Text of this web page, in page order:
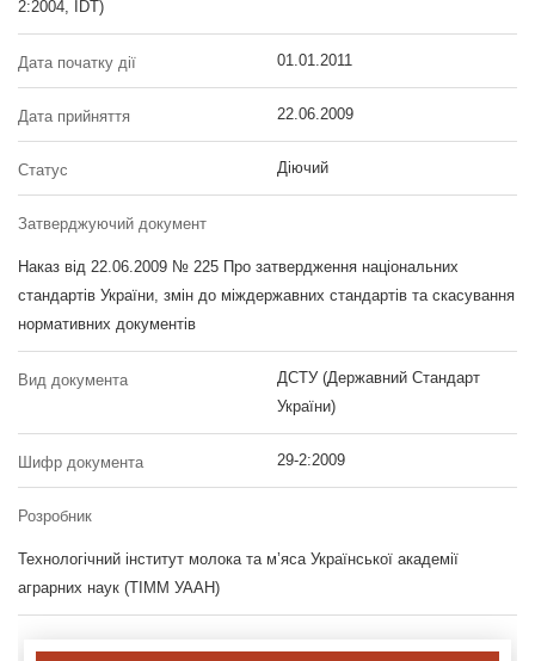
2:2004, IDT)
Дата початку дії 01.01.2011
Дата прийняття 22.06.2009
Статус Діючий
Затверджуючий документ
Наказ від 22.06.2009 № 225 Про затвердження національних
стандартів України, змін до міждержавних стандартів та скасування
нормативних документів
Вид документа
ДСТУ (Державний Стандарт
України)
Шифр документа 29-2:2009
Розробник
Технологічний інститут молока та м’яса Української академії
аграрних наук (ТІММ УААН)